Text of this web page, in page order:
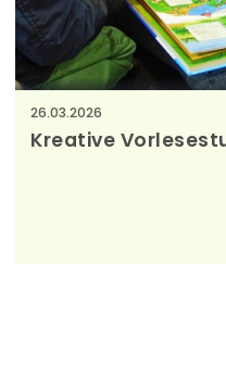
26.03.2026
Kreative